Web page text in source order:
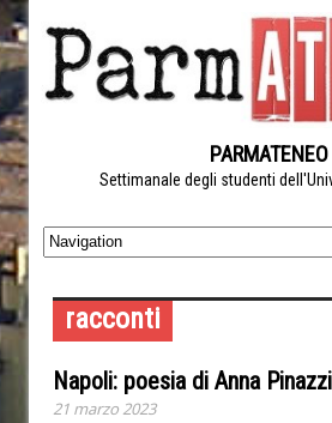
PARMATENEO
Settimanale degli studenti
racconti
Napoli: poesia di Anna Pinazzi
21 marzo 2023